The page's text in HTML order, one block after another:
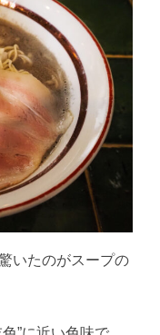
いたのがスープの